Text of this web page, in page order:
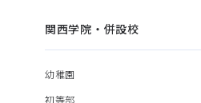
関西学院・併設校
幼稚園
初等部